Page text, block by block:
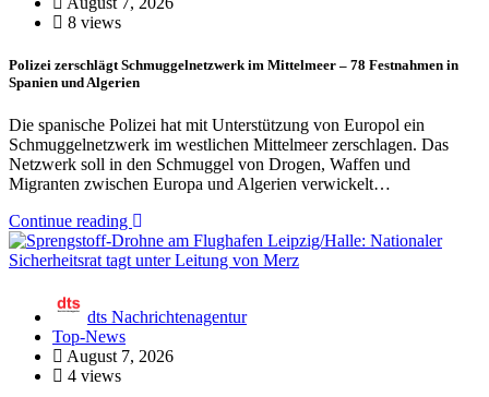
8 views
Polizei zerschlägt Schmuggelnetzwerk im Mittelmeer – 78 Festnahmen in
Spanien und Algerien
Die spanische Polizei hat mit Unterstützung von Europol ein
Schmuggelnetzwerk im westlichen Mittelmeer zerschlagen. Das
Netzwerk soll in den Schmuggel von Drogen, Waffen und
Migranten zwischen Europa und Algerien verwickelt…
Continue reading
dts Nachrichtenagentur
Top-News
August 7, 2026
4 views